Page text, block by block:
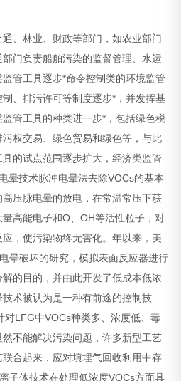
、林业、财政等部门，如农业部门
门负责船舶污染的监督管理、水运
管工具逐步*命令控制类的环境监管
、排污许可等制度逐步*，并发挥基
管工具的种类进一步*，包括绿色税
权交易、绿色贸易和绿色等，与此
的试点范围逐步扩大，经济类监管
晕技术脉冲电晕法去除VOCs的基本
压脉电晕的放电，在常温常压下获
高能电子和O、OH等活性粒子，对
，使污染物终无害化。年以来，美
晕破坏的研究，模拟表面反应器进行
的目的，并由此开发了低成本低浓
术被认为是一种有前途的控制技
对LFG中VOCs种类多、浓度低、毒
不能解决污染问题，许多新型工艺
合起来，应对填埋气回收利用中存
子体技术在处理低浓度VOCs方面具